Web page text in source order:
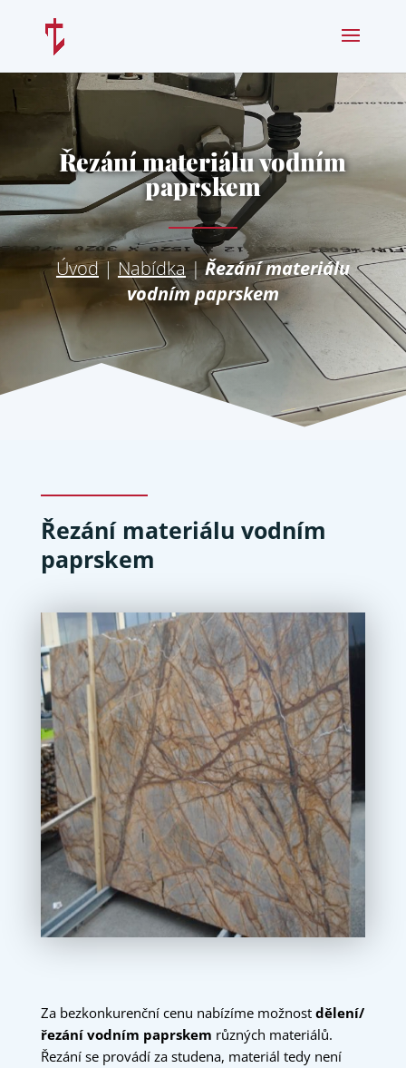
Řezání materiálu vodním
paprskem
Úvod| Nabídka|Řezání materiálu
vodním paprskem
Řezání materiálu vodním
paprskem
Za bezkonkurenční cenu nabízíme možnost dělení/
řezání vodním paprskem různých materiálů.
Řezání se provádí za studena, materiál tedy není